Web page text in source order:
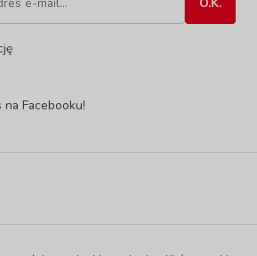
Facebooku!